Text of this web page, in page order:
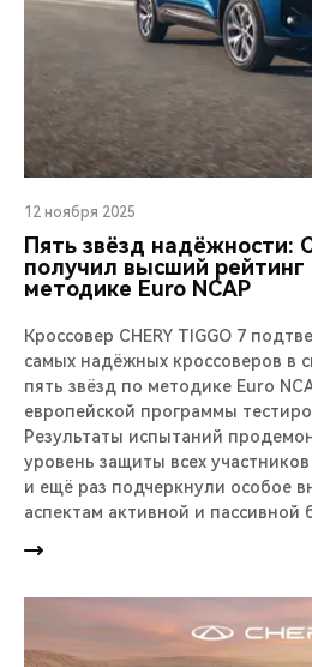
12 ноября 2025
Пять звёзд надёжности:
получил высший рейтинг
методике Euro NCAP
Кроссовер CHERY TIGGO 7
самых надёжных кроссоверов в
пять звёзд по методике Euro
европейской программы
Результаты испытаний
уровень защиты всех
и ещё раз подчеркнули особое
аспектам активной и пассивной